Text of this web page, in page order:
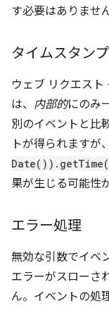
す必要はありません
タイムスタンプ
ウェブ リクエスト
は、 内部的にのみ
別のイベントと比
トが得られますが
果が生じる可能性
エラー処理
無効な引数でイベ
エラーがスローさ
ん。イベントの処